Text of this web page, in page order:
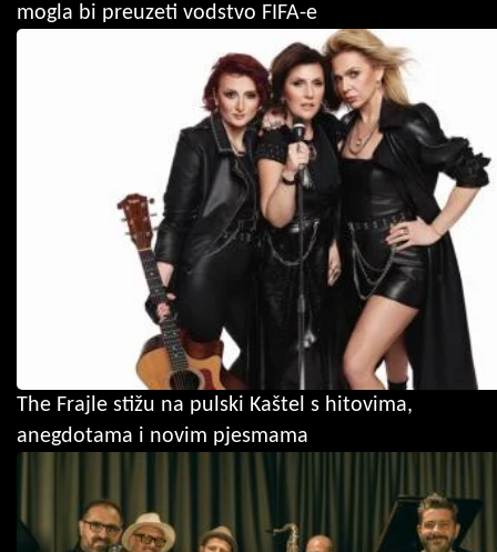
mogla bi preuzeti vodstvo FIFA-e
The Frajle stižu na pulski Kaštel s hitovima,
anegdotama i novim pjesmama